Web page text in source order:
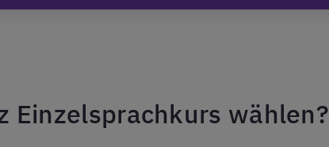
Einzelsprachkurs wählen?